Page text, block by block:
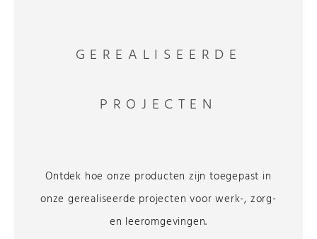
GEREALISEERDE
PROJECTEN
Ontdek hoe onze producten zijn toegepast in
onze gerealiseerde projecten voor werk-, zorg-
en leeromgevingen.